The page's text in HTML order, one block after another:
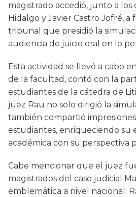
magistrado accedió, junto a
Hidalgo y Javier Castro Jofré, a
tribunal que presidió la
audiencia de juicio oral en lo
Esta actividad se llevó a cabo
de la facultad, contó con la
estudiantes de la cátedra de
juez Rau no solo dirigió la
también compartió
estudiantes, enriqueciendo su
académica con su perspectiva
Cabe mencionar que el juez
magistrados del caso judicial
emblemática a nivel nacional.